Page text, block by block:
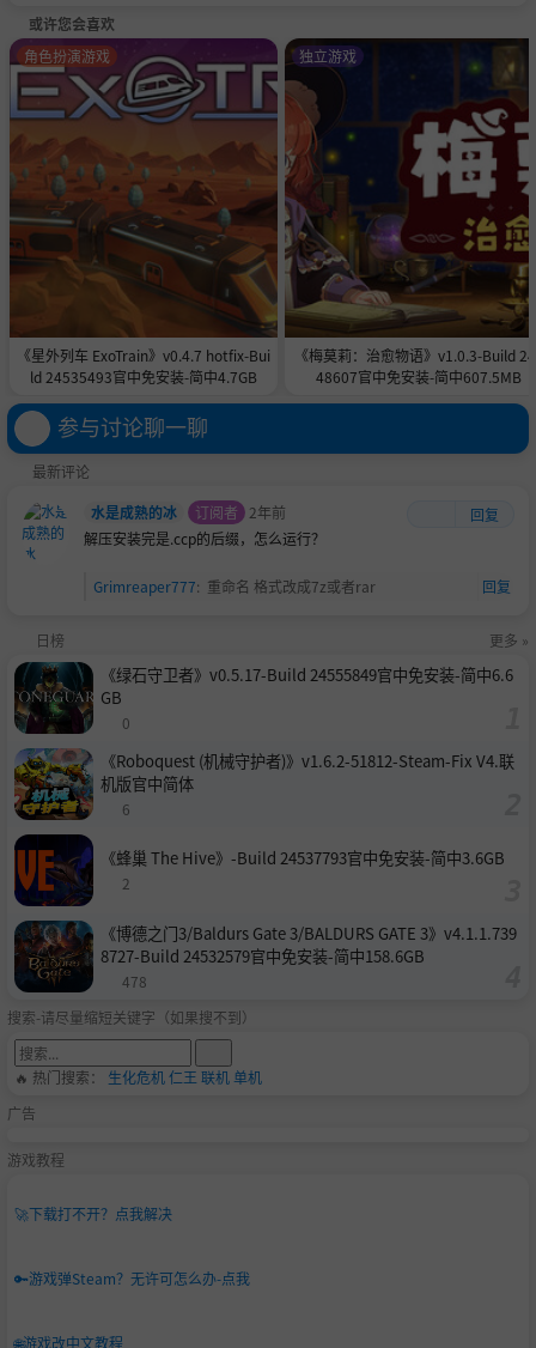
或许您会喜欢
《星外列车 ExoTrain》v0.4.7 hotfix-Bui
ld 24535493官中免安装-简中4.7GB
角色扮演游戏
《梅莫莉：治愈物语》v1.0.3-Build
48607官中免安装-简中607.5MB
独立游戏
参与讨论聊一聊
最新评论
水是成熟的冰
订阅者 2年前
回复
解压安装完是.ccp的后缀，怎么运行？
Grimreaper777: 重命名 格式改成7z或者rar 回复
日榜 更多 »
《绿石守卫者》v0.5.17-Build 24555849官中免安装-简中6.6
GB
0
《Roboquest (机械守护者)》v1.6.2-51812-Steam-Fix V4.联
机版官中简体
6
《蜂巢 The Hive》-Build 24537793官中免安装-简中3.6GB
2
《博德之门3/Baldurs Gate 3/BALDURS GATE 3》v4.1.1.739
8727-Build 24532579官中免安装-简中158.6GB
478
搜索-请尽量缩短关键字（如果搜不到）
🔥 热门搜索： 生化危机仁王 联机单机
广告
游戏教程
🚀下载打不开？点我解决
🔑游戏弹Steam？无许可怎么办-点我
🌐游戏改中文教程